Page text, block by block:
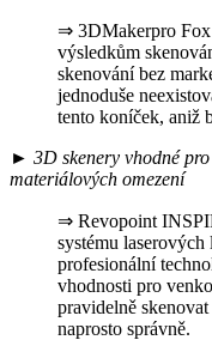
⇒ 3DMakerpro Fox
výsledkům
skenování bez
jednoduše
tento koníček, aniž
► 3D skenery vhodné
materiálových omezení
⇒ Revopoint
systému
profesionální
vhodnosti pro
pravidelně
naprosto správně.